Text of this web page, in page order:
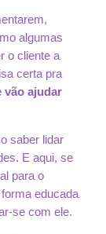
algumas
o cliente a
certa pra
vão ajudar
saber lidar
E aqui, se
para o
educada
se com ele.